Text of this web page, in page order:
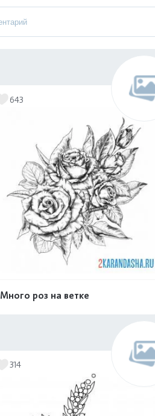
643
Много роз на ветке
314